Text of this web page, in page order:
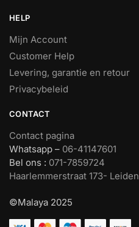
HELP
Mijn Account
Customer Help
Levering, garantie en retour
Privacybeleid
CONTACT
Contact pagina
Whatsapp – 06-41147601
Bel ons : 071-7859724
Haarlemmerstraat 173- Leiden
©Malaya 2025